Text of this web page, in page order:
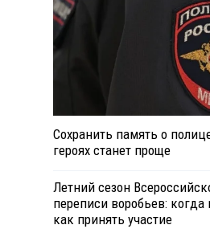
Сохранить память о
героях станет проще
Летний сезон
переписи воробьев: когда
как принять участие